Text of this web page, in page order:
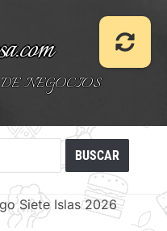
NEGOCIOS
Siete Islas 2026